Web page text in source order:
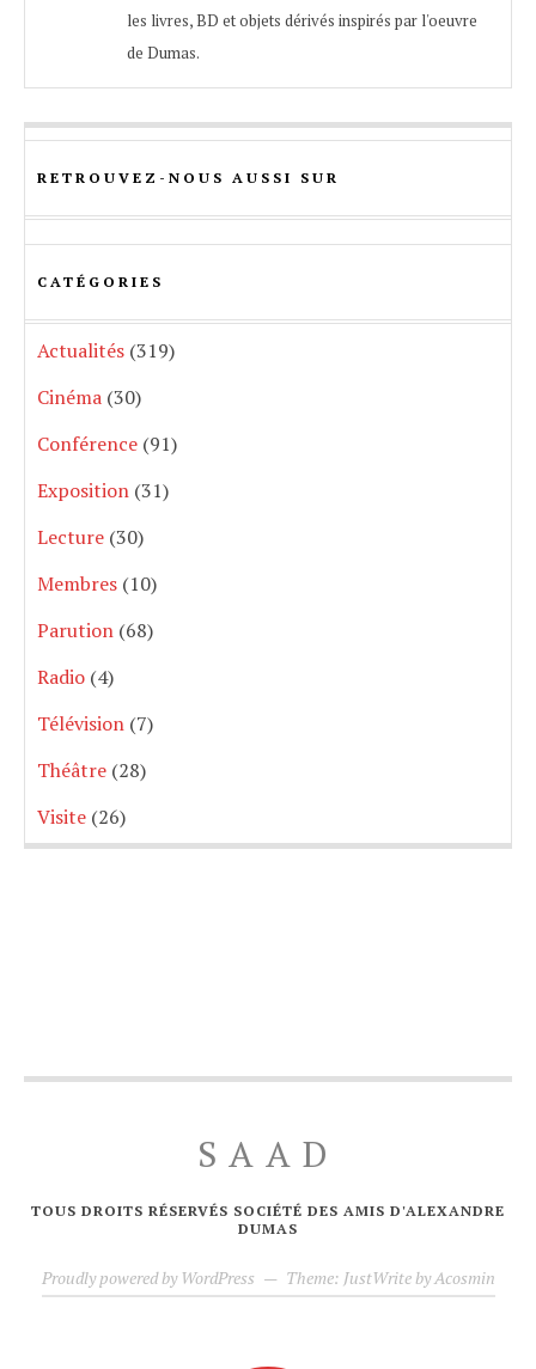
les livres, BD et objets dérivés inspirés par l'oeuvre
de Dumas.
RETROUVEZ-NOUS AUSSI SUR
CATÉGORIES
Actualités (319)
Cinéma (30)
Conférence (91)
Exposition (31)
Lecture (30)
Membres (10)
Parution (68)
Radio (4)
Télévision (7)
Théâtre (28)
Visite (26)
SAAD
TOUS DROITS RÉSERVÉS SOCIÉTÉ DES AMIS D'ALEXANDRE
DUMAS
Proudly powered by WordPress — Theme: JustWrite byAcosmin